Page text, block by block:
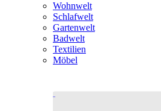
Wohnwelt
Schlafwelt
Gartenwelt
Badwelt
Textilien
Möbel